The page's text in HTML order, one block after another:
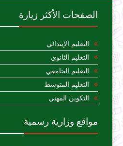
الصفحات الأكثر زيارة
التعليم الإبتدائي
التعليم الثانوي
التعليم الجامعي
التعليم المتوسط
التكوين المهني
مواقع وزارية رسمية